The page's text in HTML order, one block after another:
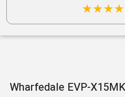
☆
☆
☆
☆